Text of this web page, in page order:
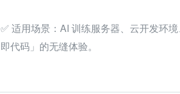
✅ 适用场景：AI 训练服务器、云开发环
即代码」的无缝体验。